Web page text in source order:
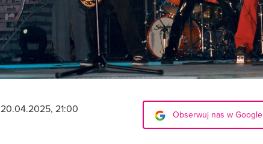
20.04.2025, 21:00 Obserwuj nas w Google